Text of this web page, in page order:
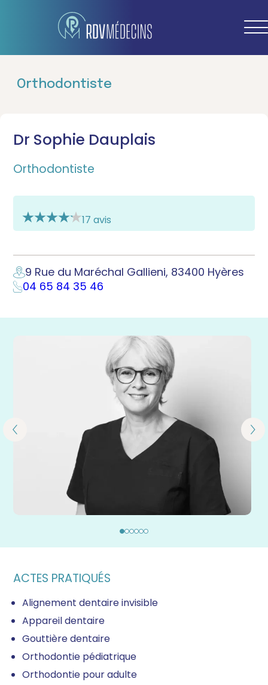
Orthodontiste
Dr Sophie Dauplais
Orthodontiste
17 avis
9 Rue du Maréchal Gallieni, 83400 Hyères
04 65 84 35 46
ACTES PRATIQUÉS
Alignement dentaire invisible
Appareil dentaire
Gouttière dentaire
Orthodontie pédiatrique
Orthodontie pour adulte